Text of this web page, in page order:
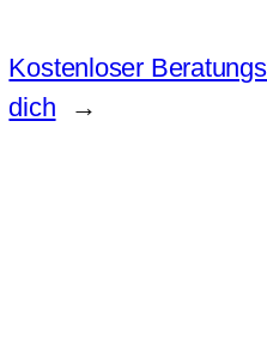
Kostenloser
dich
→